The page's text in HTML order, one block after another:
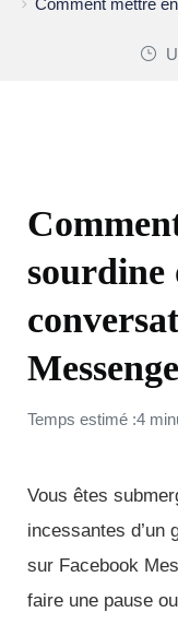
Comment mettre
sourdine
Temps estimé :4
Vous êtes
incessantes d’un
sur Facebook
faire une pause